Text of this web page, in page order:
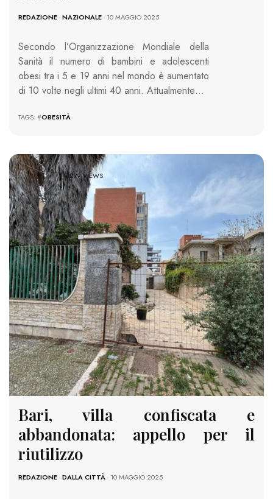
REDAZIONE-NAZIONALE- 10 MAGGIO 2025
Secondo l’Organizzazione Mondiale della
Sanità il numero di bambini e adolescenti
obesi tra i 5 e 19 anni nel mondo è aumentato
di 10 volte negli ultimi 40 anni. Attualmente…
TAGS: #OBESITÀ
1279 VIEWS
Bari, villa confiscata e
abbandonata: appello per il
riutilizzo
REDAZIONE-DALLA CITTÀ- 10 MAGGIO 2025